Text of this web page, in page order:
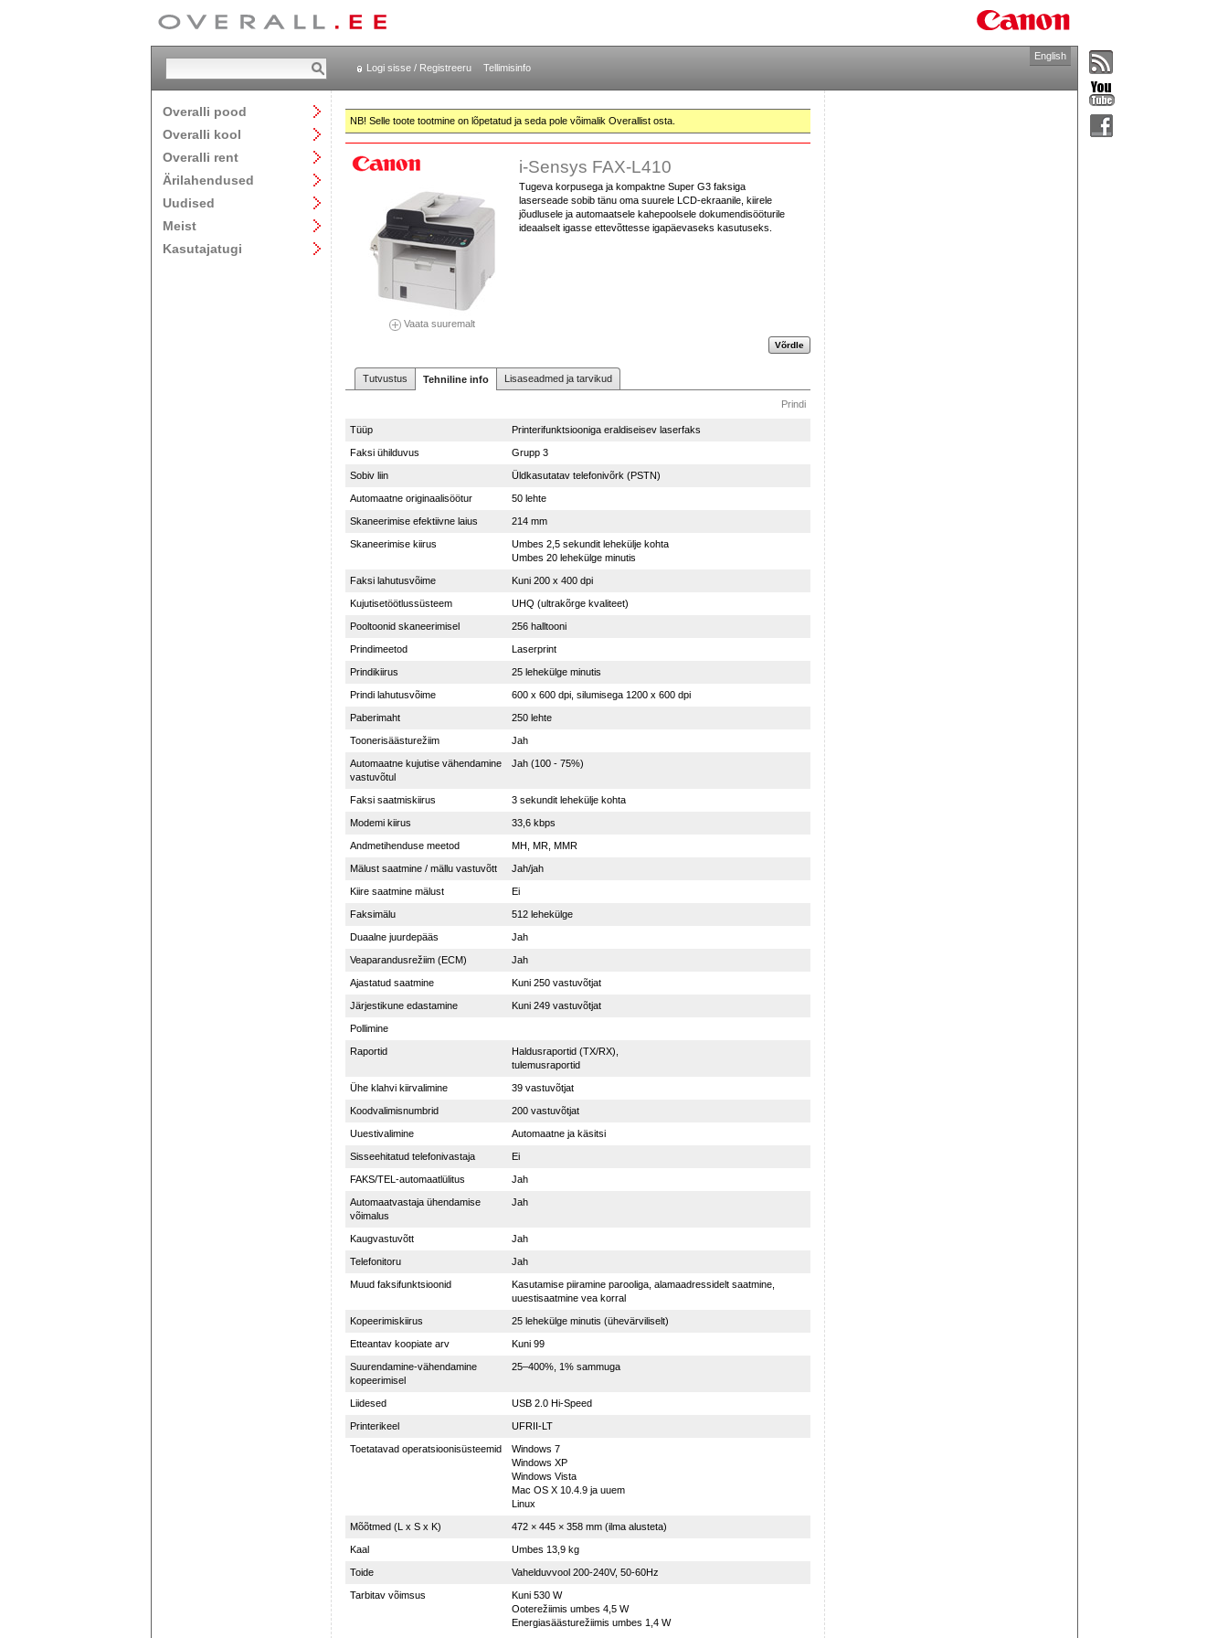
Logi sisse / Registreeru Tellimisinfo
English
Overalli pood
Overalli kool
Overalli rent
Ärilahendused
Uudised
Meist
Kasutajatugi
NB! Selle toote tootmine on lõpetatud ja seda pole võimalik Overallist osta.
Vaata suuremalt
i-Sensys FAX-L410
Tugeva korpusega ja kompaktne Super G3 faksiga
laserseade sobib tänu oma suurele LCD-ekraanile, kiirele
jõudlusele ja automaatsele kahepoolsele dokumendisööturile
ideaalselt igasse ettevõttesse igapäevaseks kasutuseks.
Võrdle
Tutvustus Tehniline info Lisaseadmed ja tarvikud
Prindi
Tüüp Printerifunktsiooniga eraldiseisev laserfaks
Faksi ühilduvus Grupp 3
Sobiv liin Üldkasutatav telefonivõrk (PSTN)
Automaatne originaalisöötur 50 lehte
Skaneerimise efektiivne laius 214 mm
Skaneerimise kiirus
Umbes 2,5 sekundit lehekülje kohta
Umbes 20 lehekülge minutis
Faksi lahutusvõime Kuni 200 x 400 dpi
Kujutisetöötlussüsteem UHQ (ultrakõrge kvaliteet)
Pooltoonid skaneerimisel 256 halltooni
Prindimeetod Laserprint
Prindikiirus 25 lehekülge minutis
Prindi lahutusvõime 600 x 600 dpi, silumisega 1200 x 600 dpi
Paberimaht 250 lehte
Toonerisäästurežiim Jah
Automaatne kujutise vähendamine
vastuvõtul
Jah (100 - 75%)
Faksi saatmiskiirus 3 sekundit lehekülje kohta
Modemi kiirus 33,6 kbps
Andmetihenduse meetod MH, MR, MMR
Mälust saatmine / mällu vastuvõtt Jah/jah
Kiire saatmine mälust Ei
Faksimälu 512 lehekülge
Duaalne juurdepääs Jah
Veaparandusrežiim (ECM) Jah
Ajastatud saatmine Kuni 250 vastuvõtjat
Järjestikune edastamine Kuni 249 vastuvõtjat
Pollimine
Raportid
Haldusraportid (TX/RX),
tulemusraportid
Ühe klahvi kiirvalimine 39 vastuvõtjat
Koodvalimisnumbrid 200 vastuvõtjat
Uuestivalimine Automaatne ja käsitsi
Sisseehitatud telefonivastaja Ei
FAKS/TEL-automaatlülitus Jah
Automaatvastaja ühendamise
võimalus
Jah
Kaugvastuvõtt Jah
Telefonitoru Jah
Muud faksifunktsioonid
Kasutamise piiramine parooliga, alamaadressidelt saatmine,
uuestisaatmine vea korral
Kopeerimiskiirus 25 lehekülge minutis (ühevärviliselt)
Etteantav koopiate arv Kuni 99
Suurendamine-vähendamine
kopeerimisel
25–400%, 1% sammuga
Liidesed USB 2.0 Hi-Speed
Printerikeel UFRII-LT
Toetatavad operatsioonisüsteemid
Windows 7
Windows XP
Windows Vista
Mac OS X 10.4.9 ja uuem
Linux
Mõõtmed (L x S x K) 472 × 445 × 358 mm (ilma alusteta)
Kaal Umbes 13,9 kg
Toide Vahelduvvool 200-240V, 50-60Hz
Tarbitav võimsus
Kuni 530 W
Ooterežiimis umbes 4,5 W
Energiasäästurežiimis umbes 1,4 W